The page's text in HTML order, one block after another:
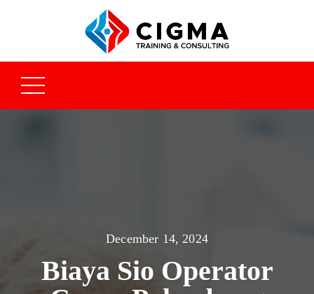
December 14, 2024
Biaya Sio Operator